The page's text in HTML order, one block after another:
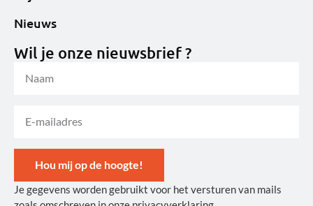
Nieuws
Wil je onze nieuwsbrief ?
Hou mij op de hoogte!
Alternative:
Je gegevens worden gebruikt voor het versturen van mails